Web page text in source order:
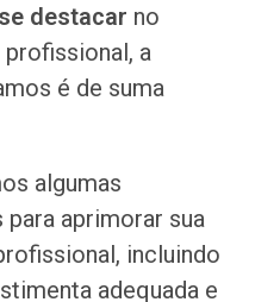
se destacar no
a
é de suma
algumas
aprimorar sua
incluindo
adequada e